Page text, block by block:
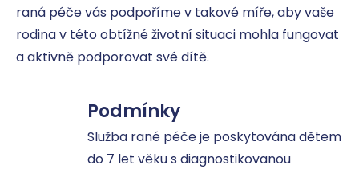
raná péče vás podpoříme v takové míře, aby vaše
rodina v této obtížné životní situaci mohla fungovat
a aktivně podporovat své dítě.
Podmínky
Služba rané péče je poskytována dětem
do 7 let věku s diagnostikovanou